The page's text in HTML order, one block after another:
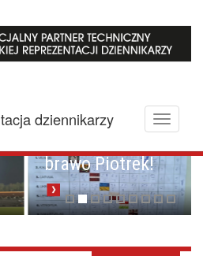
Toggle
dziennikarzy
Brawo Lenkija,
brawo Piotrek!